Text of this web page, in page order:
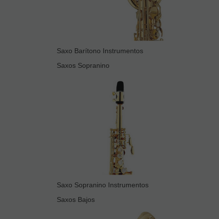
Saxo Barítono Instrumentos
Saxos Sopranino
Saxo Sopranino Instrumentos
Saxos Bajos